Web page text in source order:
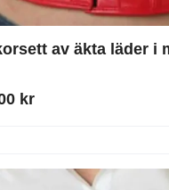
av äkta läder i
kr